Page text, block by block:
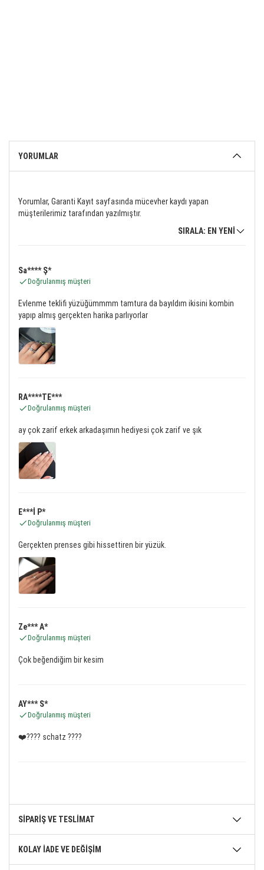
YORUMLAR
Yorumlar, Garanti Kayıt sayfasında mücevher kaydı yapan
müşterilerimiz tarafından yazılmıştır.
SIRALA: EN YENİ
Sa**** Ş*
Doğrulanmış müşteri
Evlenme teklifi yüzüğümmmm tamtura da bayıldım ikisini kombin
yapıp almış gerçekten harika parlıyorlar
RA****TE***
Doğrulanmış müşteri
ay çok zarif erkek arkadaşımın hediyesi çok zarif ve şık
E***İ P*
Doğrulanmış müşteri
Gerçekten prenses gibi hissettiren bir yüzük.
Ze*** A*
Doğrulanmış müşteri
Çok beğendiğim bir kesim
AY*** S*
Doğrulanmış müşteri
❤️???? schatz ????
SİPARİŞ VE TESLİMAT
KOLAY İADE VE DEĞİŞİM